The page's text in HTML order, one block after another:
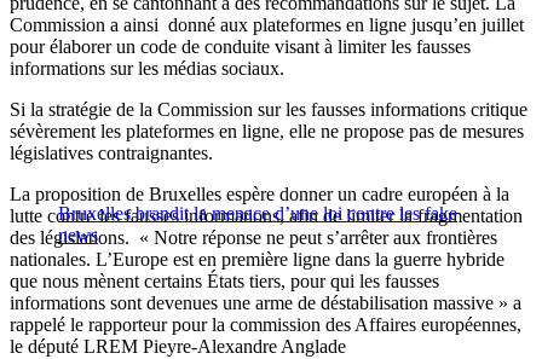
Commission a ainsi donné aux plateformes en ligne jusqu’en juillet
pour élaborer un code de conduite visant à limiter les fausses
informations sur les médias sociaux.
Si la stratégie de la Commission sur les fausses informations critique
sévèrement les plateformes en ligne, elle ne propose pas de mesures
législatives contraignantes.
Bruxelles brandit la menace d’une loi contre les fake
news
La proposition de Bruxelles espère donner un cadre européen à la
lutte contre les fausses informations, afin de limiter la fragmentation
des législations. « Notre réponse ne peut s’arrêter aux frontières
nationales. L’Europe est en première ligne dans la guerre hybride
que nous mènent certains États tiers, pour qui les fausses
informations sont devenues une arme de déstabilisation massive » a
rappelé le rapporteur pour la commission des Affaires européennes,
le député LREM Pieyre-Alexandre Anglade